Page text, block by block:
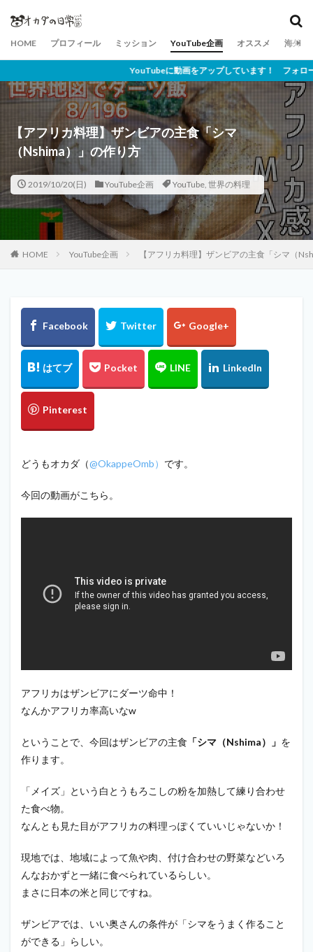
HOME プロフィール ミッション YouTube企画 オススメ 海外ネ
YouTubeに動画をアップしています！ フォロー・チャンネル登
【アフリカ料理】ザンビアの主食「シマ
（Nshima）」の作り方
2019/10/20(日) YouTube企画 YouTube, 世界の料理
HOME YouTube企画 【アフリカ料理】ザンビアの主食「シマ（
どうもオカダ（@OkappeOmb） です。
今回の動画がこちら。
アフリカはザンビアにダーツ命中！
なんかアフリカ率高いなw
ということで、今回はザンビアの主食 「シマ（Nshima）」 を
作ります。
「メイズ」という白とうもろこしの粉を加熱して練り合わせ
た食べ物。
なんとも見た目がアフリカの料理っぽくていいじゃないか！
現地では、地域によって魚や肉、付け合わせの野菜などいろ
んなおかずと一緒に食べられているらしい。
まさに日本の米と同じですね。
ザンビアでは、いい奥さんの条件が「シマをうまく作ること
ができる」らしい。